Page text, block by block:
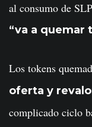
al consumo de
“va a quemar
Los tokens
oferta y
complicado ciclo